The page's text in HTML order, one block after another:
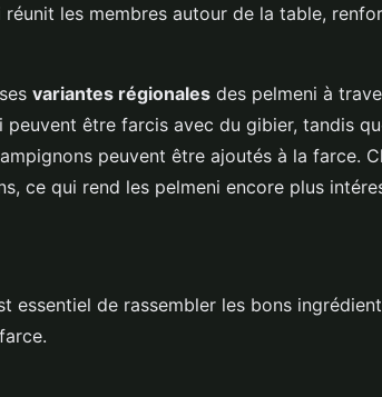
les membres autour de la table,
variantes régionales des pelmeni à
peuvent être farcis avec du gibier, tandis
peuvent être ajoutés à la farce.
ce qui rend les pelmeni encore plus
essentiel de rassembler les bons